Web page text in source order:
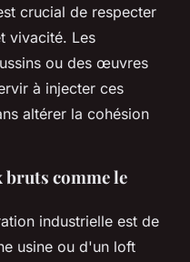
crucial de respecter
vivacité. Les
ou des œuvres
à injecter ces
altérer la cohésion
bruts comme le
industrielle est de
usine ou d'un loft